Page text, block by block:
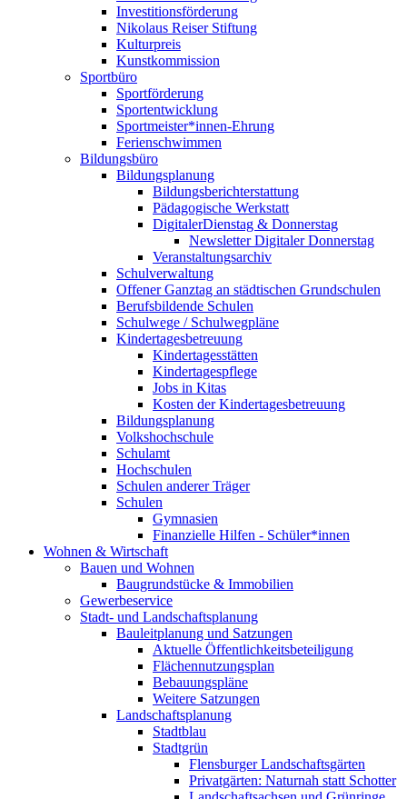
Investitionsförderung
Nikolaus Reiser Stiftung
Kulturpreis
Kunstkommission
Sportbüro
Sportförderung
Sportentwicklung
Sportmeister*innen-Ehrung
Ferienschwimmen
Bildungsbüro
Bildungsplanung
Bildungsberichterstattung
Pädagogische Werkstatt
DigitalerDienstag & Donnerstag
Newsletter Digitaler Donnerstag
Veranstaltungsarchiv
Schulverwaltung
Offener Ganztag an städtischen Grundschulen
Berufsbildende Schulen
Schulwege / Schulwegpläne
Kindertagesbetreuung
Kindertagesstätten
Kindertagespflege
Jobs in Kitas
Kosten der Kindertagesbetreuung
Bildungsplanung
Volkshochschule
Schulamt
Hochschulen
Schulen anderer Träger
Schulen
Gymnasien
Finanzielle Hilfen - Schüler*innen
Wohnen & Wirtschaft
Bauen und Wohnen
Baugrundstücke & Immobilien
Gewerbeservice
Stadt- und Landschaftsplanung
Bauleitplanung und Satzungen
Aktuelle Öffentlichkeitsbeteiligung
Flächennutzungsplan
Bebauungspläne
Weitere Satzungen
Landschaftsplanung
Stadtblau
Stadtgrün
Flensburger Landschaftsgärten
Privatgärten: Naturnah statt Schotter